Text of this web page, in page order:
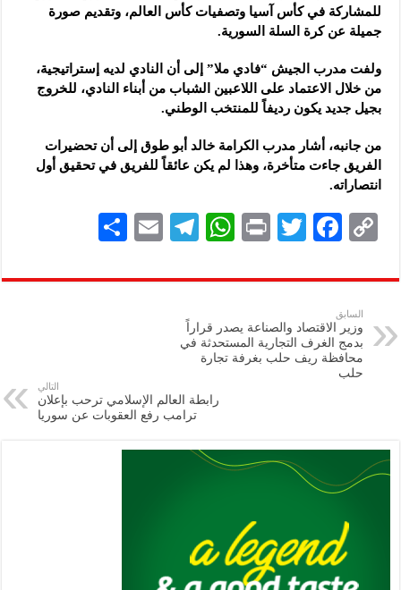
للمشاركة في كأس آسيا وتصفيات كأس العالم، وتقديم صورة
جميلة عن كرة السلة السورية.
ولفت مدرب الجيش “فادي ملا” إلى أن النادي لديه إستراتيجية،
من خلال الاعتماد على اللاعبين الشباب من أبناء النادي، للخروج
بجيل جديد يكون رديفاً للمنتخب الوطني.
من جانبه، أشار مدرب الكرامة خالد أبو طوق إلى أن تحضيرات
الفريق جاءت متأخرة، وهذا لم يكن عائقاً للفريق في تحقيق أول
انتصاراته.
C
p
y
Li
n
F
eb
k
T
tt
P
nt
W
at
A
p
p
Te
gr
E
ai
ar
السابق
وزير الاقتصاد والصناعة يصدر قراراً
بدمج الغرف التجارية المستحدثة في
محافظة ريف حلب بغرفة تجارة
حلب
التالي
رابطة العالم الإسلامي ترحب بإعلان
ترامب رفع العقوبات عن سوريا